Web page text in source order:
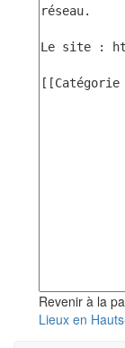
Revenir à la
Lieux en